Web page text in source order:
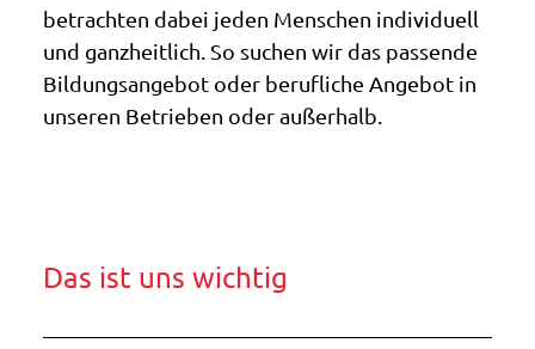
betrachten dabei jeden Menschen individuell
und ganzheitlich. So suchen wir das passende
Bildungsangebot oder berufliche Angebot in
unseren Betrieben oder außerhalb.
Das ist uns wichtig